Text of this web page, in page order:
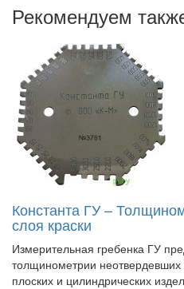
Рекомендуем
Константа ГУ –
слоя краски
Измерительная гребенка ГУ
толщинометрии неотвердевших
плоских и цилиндрических